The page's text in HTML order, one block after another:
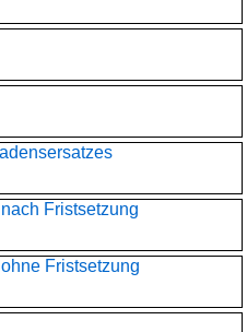
Fristsetzung
Fristsetzung